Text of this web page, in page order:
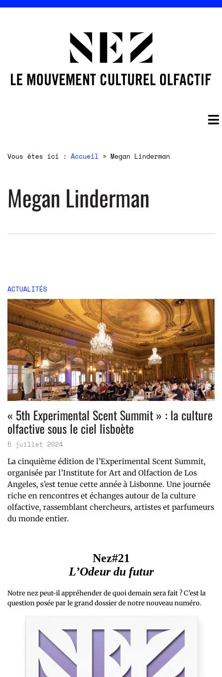
Vous êtes ici : Accueil > Megan Linderman
Megan Linderman
ACTUALITÉS
« 5th Experimental Scent Summit » : la culture
olfactive sous le ciel lisboète
5 juillet 2024
La cinquième édition de l’Experimental Scent Summit,
organisée par l’Institute for Art and Olfaction de Los
Angeles, s’est tenue cette année à Lisbonne. Une journée
riche en rencontres et échanges autour de la culture
olfactive, rassemblant chercheurs, artistes et parfumeurs
du monde entier.
Nez#21
L’Odeur du futur
Notre nez peut-il appréhender de quoi demain sera fait ? C’est la
question posée par le grand dossier de notre nouveau numéro.